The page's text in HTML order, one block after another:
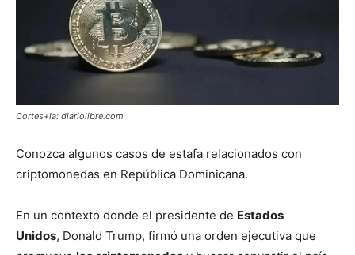
Cortes+ia: diariolibre.com
Conozca algunos casos de estafa relacionados con
criptomonedas en República Dominicana.
En un contexto donde el presidente de Estados
Unidos, Donald Trump, firmó una orden ejecutiva que